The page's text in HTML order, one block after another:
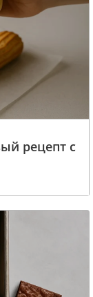
рецепт с